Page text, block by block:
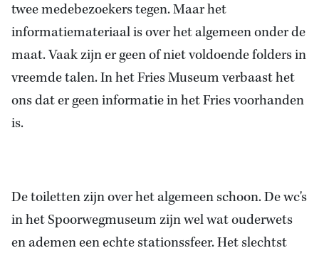
twee medebezoekers tegen. Maar het
informatiemateriaal is over het algemeen onder de
maat. Vaak zijn er geen of niet voldoende folders in
vreemde talen. In het Fries Museum verbaast het
ons dat er geen informatie in het Fries voorhanden
is.
De toiletten zijn over het algemeen schoon. De wc's
in het Spoorwegmuseum zijn wel wat ouderwets
en ademen een echte stationssfeer. Het slechtst